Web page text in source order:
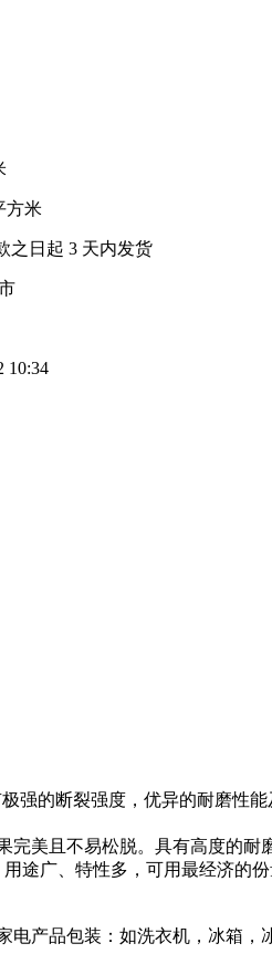
方米
之日起 3 天内发货
10:34
强的断裂强度，优异的耐磨性
美且不易松脱。具有高度的
途广、特性多，可用最经济
产品包装：如洗衣机，冰箱